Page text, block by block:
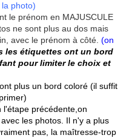
photo)
le prénom en MAJUSCULE
ne sont plus au dos mais
avec le prénom à côté. (on
les étiquettes ont un bord
pour limiter le choix et
plus un bord coloré (il suffit
l'étape précédente,on
les photos. Il n'y a plus
pas, la maîtresse-trop